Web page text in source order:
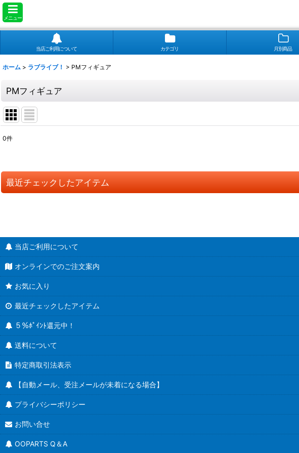
メニュー
当店ご利用について カテゴリ 月別商品
ホーム > ラブライブ！ > PMフィギュア
PMフィギュア
並び順:
0件
最近チェックしたアイテム
当店ご利用について
オンラインでのご注文案内
お気に入り
最近チェックしたアイテム
５％ﾎﾟｲﾝﾄ還元中！
送料について
特定商取引法表示
【自動メール、受注メールが未着になる場合】
プライバシーポリシー
お問い合せ
OOPARTS Q＆A